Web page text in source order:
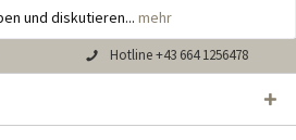
und diskutieren... mehr
Hotline +43 664 1256478